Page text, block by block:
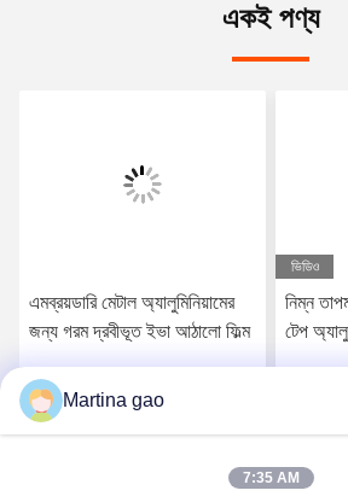
একই পণ্য
এমব্রয়ডারি মেটাল অ্যালুমিনিয়ামের
জন্য গরম দ্রবীভূত ইভা আঠালো ফিল্ম
সেরা মূল্য পান
ভিডিও
নিম্ন
টেপ
Martina gao
7:35 AM